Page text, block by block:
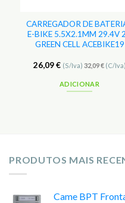
CARREGADOR DE
E-BIKE 5.5X2.1MM 29.4V
GREEN CELL ACEBIKE19
26,09€ (S/Iva) 32,09€(C/Iva)
ADICIONAR
PRODUTOS MAIS
Came BPT